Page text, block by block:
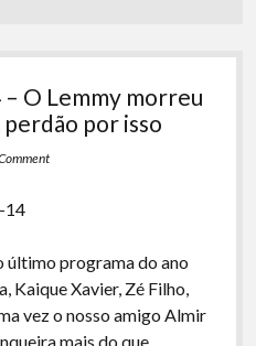
O Lemmy morreu
perdão por isso
último programa do ano
Kaique Xavier, Zé Filho,
vez o nosso amigo Almir
mais do que